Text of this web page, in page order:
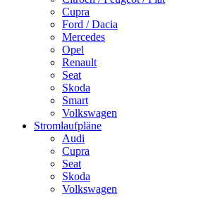
Cupra
Ford / Dacia
Mercedes
Opel
Renault
Seat
Skoda
Smart
Volkswagen
Stromlaufpläne
Audi
Cupra
Seat
Skoda
Volkswagen